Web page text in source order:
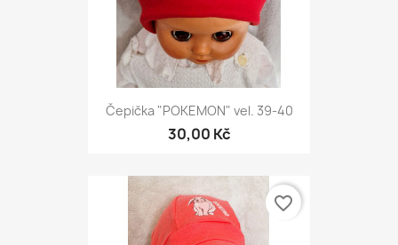
Čepička "POKEMON" vel. 39-40
30,00 Kč
favorite_border